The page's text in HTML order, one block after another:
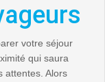
votre séjour
qui saura
attentes. Alors